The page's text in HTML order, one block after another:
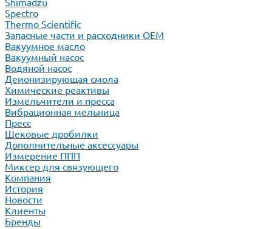
Shimadzu
Spectro
Thermo Scientific
Запасные части и расходники ОЕМ
Вакуумное масло
Вакуумный насос
Водяной насос
Деионизирующая смола
Химические реактивы
Измельчители и пресса
Вибрационная мельница
Пресс
Щековые дробилки
Дополнительные аксессуары
Измерение ППП
Миксер для связующего
Компания
История
Новости
Клиенты
Бренды